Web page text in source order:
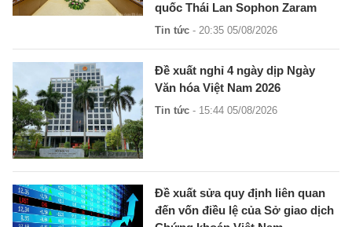
quốc Thái Lan Sophon Zaram
Tin tức - 20:35 05/08/2026
Đề xuất nghỉ 4 ngày dịp Ngày
Văn hóa Việt Nam 2026
Tin tức - 15:44 05/08/2026
Đề xuất sửa quy định liên quan
đến vốn điều lệ của Sở giao dịch